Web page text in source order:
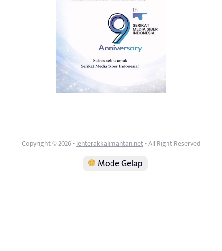
Copyright © 2026 -lenterakkalimantan.net- All Right Reserved
Mode Gelap